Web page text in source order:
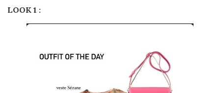
LOOK 1 :